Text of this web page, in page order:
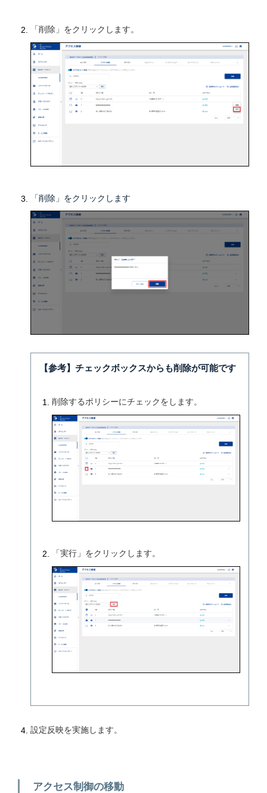
「削除」をクリックします。
「削除」をクリックします
【参考】チェックボックスからも削除が可能です
削除するポリシーにチェックをします。
「実行」をクリックします。
設定反映を実施します。
アクセス制御の移動